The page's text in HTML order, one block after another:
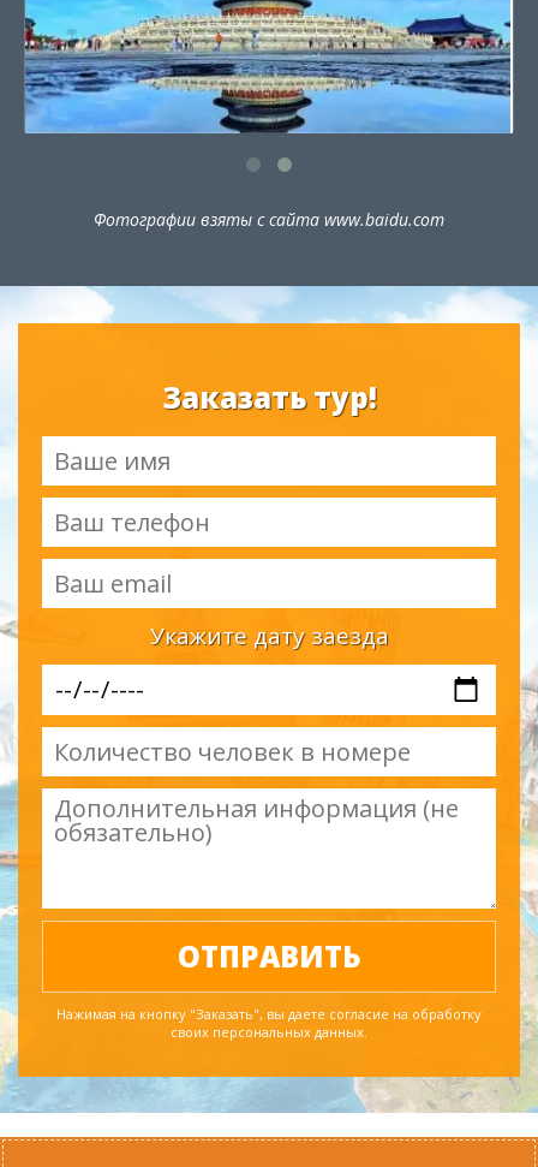
Фотографии взяты с сайта www.baidu.com
Заказать тур!
Укажите дату заезда
Нажимая на кнопку "Заказать", вы даете согласие на обработку
своих персональных данных.